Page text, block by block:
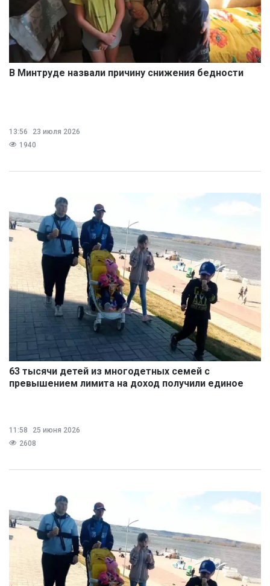
В Минтруде назвали причину снижения бедности
13:56
23 июля 2026
1940
63 тысячи детей из многодетных семей с
превышением лимита на доход получили единое
11:58
25 июня 2026
2608